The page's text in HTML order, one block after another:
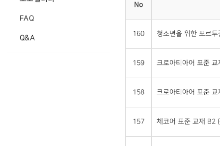
FAQ
Q&A
No
160 청소년을 위한 포르
159 크로아티아어 표준
158 크로아티아어 표준
157 체코어 표준 교재 B2